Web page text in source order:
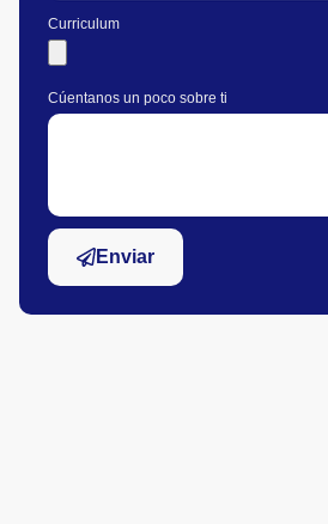
Curriculum
Cúentanos un poco sobre ti
Enviar